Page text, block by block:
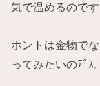
気で温めるのです
ホントは金物でな
ってみたいのﾃﾞｽ。